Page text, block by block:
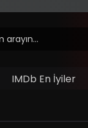
IMDb En İyiler